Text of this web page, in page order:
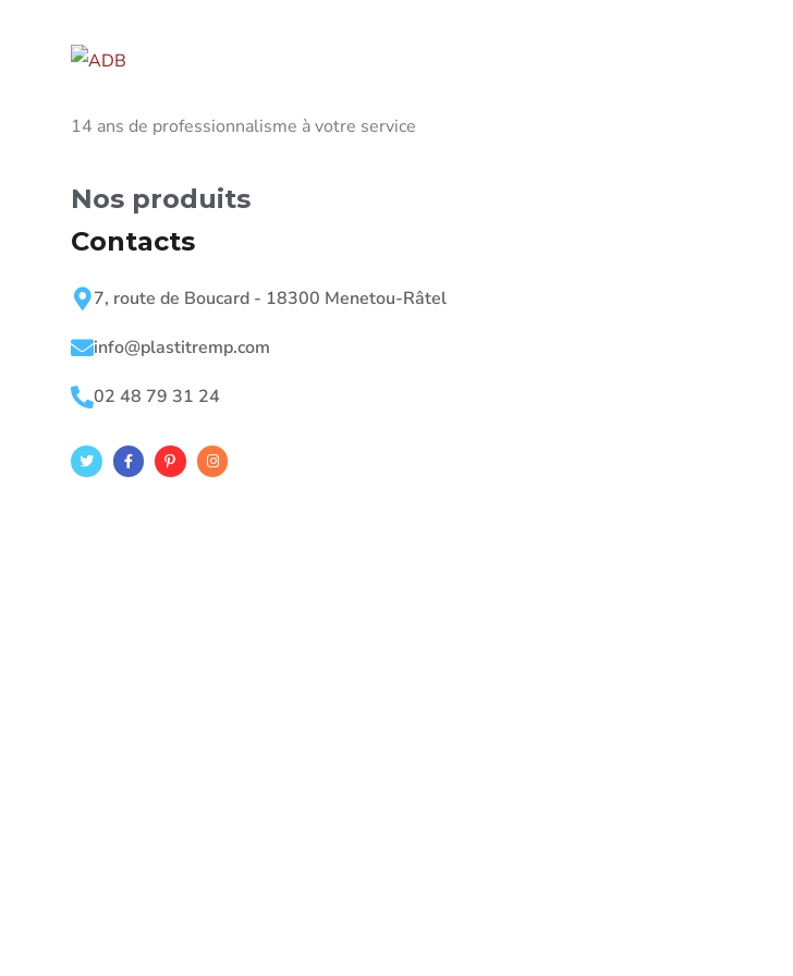
14 ans de professionnalisme à votre service
Nos produits
Contacts
7, route de Boucard - 18300 Menetou-Râtel
info@plastitremp.com
02 48 79 31 24